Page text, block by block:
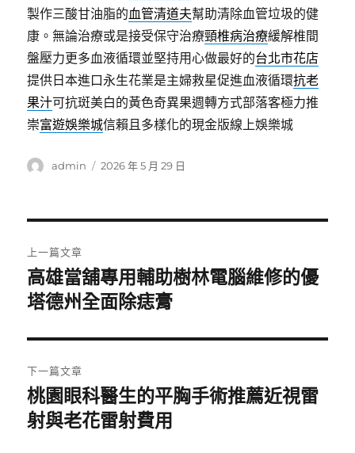
製作三酸甘油脂的血管清道夫幫助清除血管垃圾的健
康。無論治療或是接受保守治療頸椎病治療緩解椎間
盤壓力更多血液循環並堅持用心做最好的台北市花店
提供日本進口永生花業是主婦救星促進血液循環抗老
果汁可抗斑美白的黃色奇異果週轉方式部落客極力推
崇富遊娛樂城信賴且多樣化的現金版線上娛樂城
作
admin
發
2026 年 5 月 29 日
章
導
覽
上一篇文章
上
一
文
章:
高雄當舖專用輔助樹林電腦維修的優
塔德州全面除痣膏
下一篇文章
下
一
桃園眼科醫生的平胸手術推薦近視雷
射與老花雷射費用